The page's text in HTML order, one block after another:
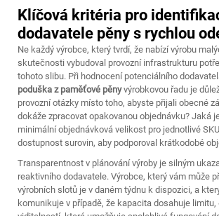
Klíčová kritéria pro
dodavatele pěny s rychlou
Ne každý výrobce, který tvrdí, že nabízí výrobu
skutečnosti vybudoval provozní infrastrukturu
tohoto slibu. Při hodnocení potenciálního
poduška z paměťové pěnyvýrobkovou řadu je
provozní otázky místo toho, abyste přijali obecné
dokáže zpracovat opakovanou objednávku? Jaká
minimální objednávková velikost pro jednotlivé
dostupnost surovin, aby podporoval krátkodobé
Transparentnost v plánování výroby je silným
reaktivního dodavatele. Výrobce, který vám může
výrobních slotů je v daném týdnu k dispozici, a
komunikuje v případě, že kapacita dosahuje